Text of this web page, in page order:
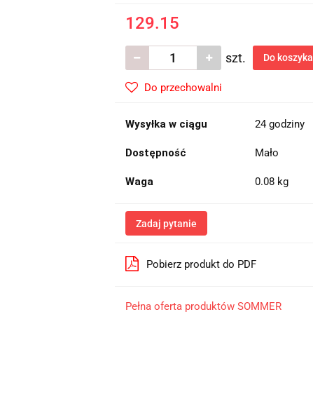
129.15
szt. Do koszyka
Do przechowalni
Wysyłka w ciągu 24 godziny
Dostępność Mało
Waga 0.08 kg
Zadaj pytanie
Pobierz produkt do PDF
Pełna oferta produktów SOMMER